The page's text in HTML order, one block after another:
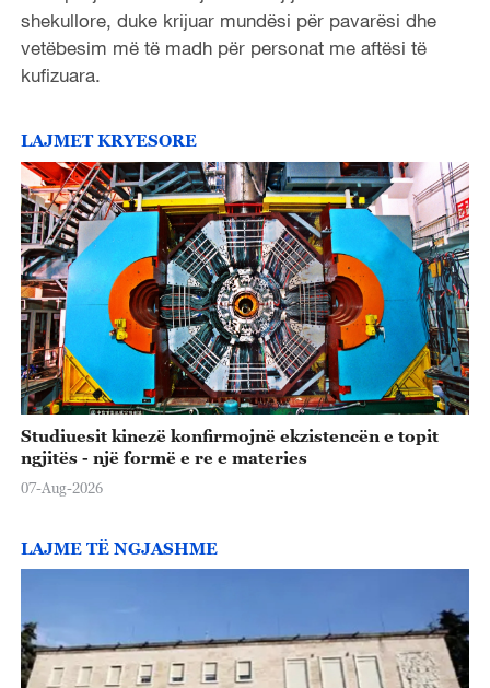
shekullore, duke krijuar mundësi për pavarësi dhe
vetëbesim më të madh për personat me aftësi të
kufizuara.
LAJMET KRYESORE
Studiuesit kinezë konfirmojnë ekzistencën e topit
ngjitës - një formë e re e materies
07-Aug-2026
LAJME TË NGJASHME